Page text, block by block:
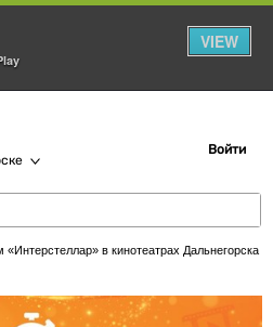
VIEW
Войти
в кинотеатрах Дальнегорска. Купить билеты!